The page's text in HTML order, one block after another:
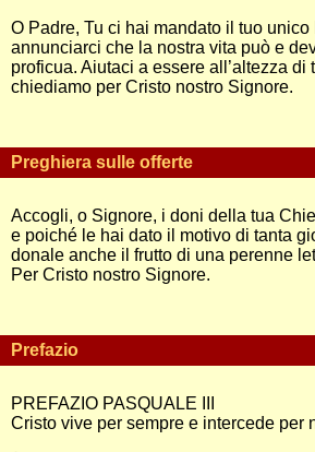
O Padre, Tu ci hai mandato il tuo
annunciarci che la nostra vita può e
proficua. Aiutaci a essere all’altezza di
chiediamo per Cristo nostro Signore.
Preghiera sulle offerte
Accogli, o Signore, i doni della tua
e poiché le hai dato il motivo di tanta
donale anche il frutto di una perenne
Per Cristo nostro Signore.
Prefazio
PREFAZIO PASQUALE III
Cristo vive per sempre e intercede per